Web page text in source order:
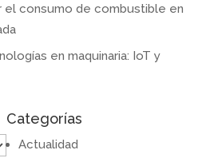
el consumo de combustible en
en maquinaria: IoT y
Categorías
Actualidad